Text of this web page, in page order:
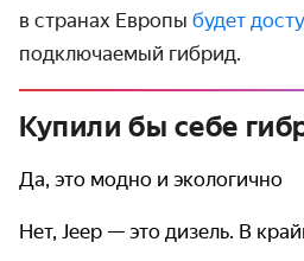
в странах Европы будет
подключаемый гибрид.
Купили бы себе
Да, это модно и экологично
Нет, Jeep — это дизель. В